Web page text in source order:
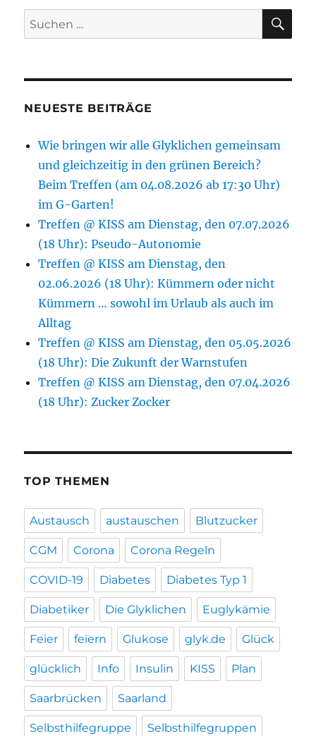
Treffen
Glyklichen
12.07.2022
Suchen
nach:
NEUESTE BEITRÄGE
Wie bringen wir alle Glyklichen gemeinsam
und gleichzeitig in den grünen Bereich?
Beim Treffen (am 04.08.2026 ab 17:30 Uhr)
im G-Garten!
Treffen @ KISS am Dienstag, den 07.07.2026
(18 Uhr): Pseudo-Autonomie
Treffen @ KISS am Dienstag, den
02.06.2026 (18 Uhr): Kümmern oder nicht
Kümmern … sowohl im Urlaub als auch im
Alltag
Treffen @ KISS am Dienstag, den 05.05.2026
(18 Uhr): Die Zukunft der Warnstufen
Treffen @ KISS am Dienstag, den 07.04.2026
(18 Uhr): Zucker Zocker
TOP THEMEN
Austausch austauschen Blutzucker
CGM Corona Corona Regeln
COVID-19 Diabetes Diabetes Typ 1
Diabetiker Die Glyklichen Euglykämie
Feier feiern Glukose glyk.de Glück
glücklich Info Insulin KISS Plan
Saarbrücken Saarland
Selbsthilfegruppe Selbsthilfegruppen